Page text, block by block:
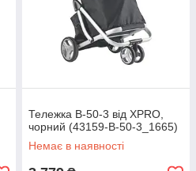
Тележка B-50-3 від XPRO,
чорний (43159-B-50-3_1665)
Немає в наявності